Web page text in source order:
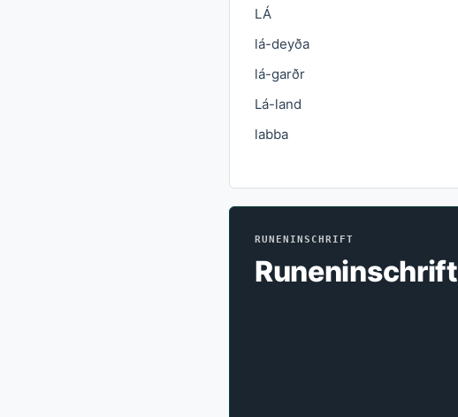
LÁ
lá-deyða
lá-garðr
Lá-land
labba
RUNENINSCHRIFT
Runeninschrift